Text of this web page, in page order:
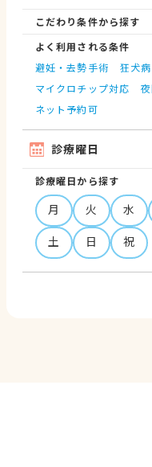
こだわり条件から探す
よく利用される条件
避妊・去勢手術
狂犬
マイクロチップ対応
ネット予約可
診療曜日
診療曜日から探す
月 火 水
土
日 祝